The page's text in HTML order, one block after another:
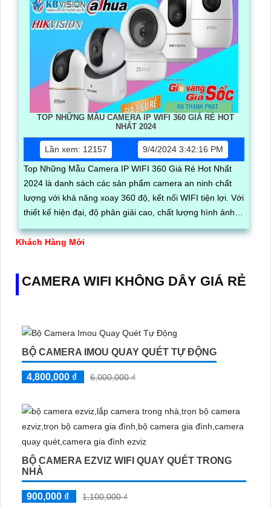
TOP NHỮNG MẪU CAMERA IP WIFI 360 GIÁ RẺ HOT
NHẤT 2024
Lần xem: 12157
9/4/2024 3:42:16 PM
Top Những Mẫu Camera IP WIFI 360 Giá Rẻ Hot Nhất
2024 là danh sách các sản phẩm camera an ninh chất
lượng với khả năng xoay 360 độ, kết nối WIFI tiện lợi. Với
thiết kế hiện đại, độ phân giải cao, chất lượng hình ảnh
sắc nét, độ bền cao và giá cả hợp lý, đây là sự lựa chọn
hàng đầu cho việc giám sát an ninh trong gia đình, cửa
Khách Hàng Mới
CAMERA WIFI KHÔNG DÂY GIÁ RẺ
BỘ CAMERA IMOU QUAY QUÉT TỰ ĐỘNG
4,800,000 ₫ 6,000,000 ₫
BỘ CAMERA EZVIZ WIFI QUAY QUÉT TRONG
NHÀ
900,000 ₫
1,100,000 ₫